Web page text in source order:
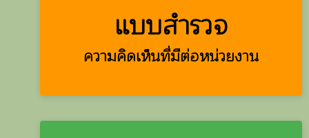
แบบสำรวจ
ความคิดเห็นที่มีต่อหน่วยงาน